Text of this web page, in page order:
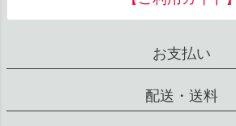
お支払い
配送・送料